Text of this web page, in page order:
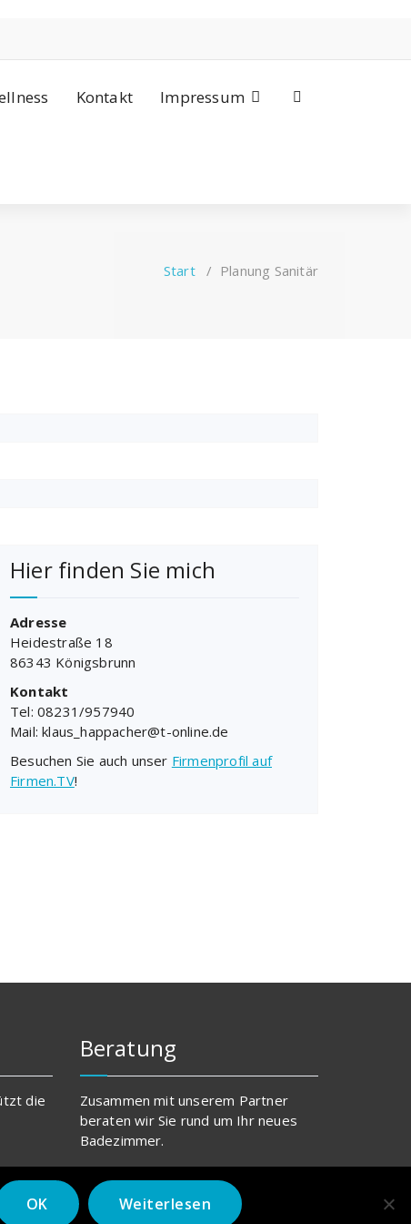
Kontakt Impressum
Start/ Planung Sanitär
Hier finden Sie mich
Adresse
Heidestraße 18
86343 Königsbrunn
Kontakt
Tel: 08231/957940
Mail: klaus_happacher@t-online.de
Besuchen Sie auch unser Firmenprofil auf
Firmen.TV!
die
Beratung
Zusammen mit unserem Partner
beraten wir Sie rund um Ihr neues
Badezimmer.
OK Weiterlesen